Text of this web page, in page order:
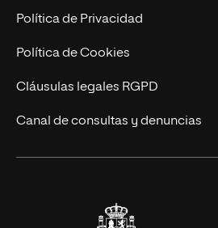
Postgrados
Cursos Universitarios
Trabaja en UNIR
Actualidad
UNIR Revista
Eventos
Política de Privacidad
Política de Cookies
Cláusulas legales RGPD
Canal de consultas y denuncias